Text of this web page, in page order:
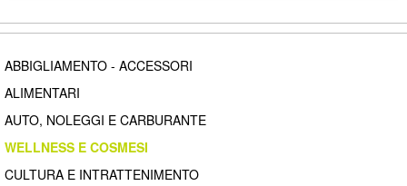
ABBIGLIAMENTO - ACCESSORI
ALIMENTARI
AUTO, NOLEGGI E CARBURANTE
WELLNESS E COSMESI
CULTURA E INTRATTENIMENTO